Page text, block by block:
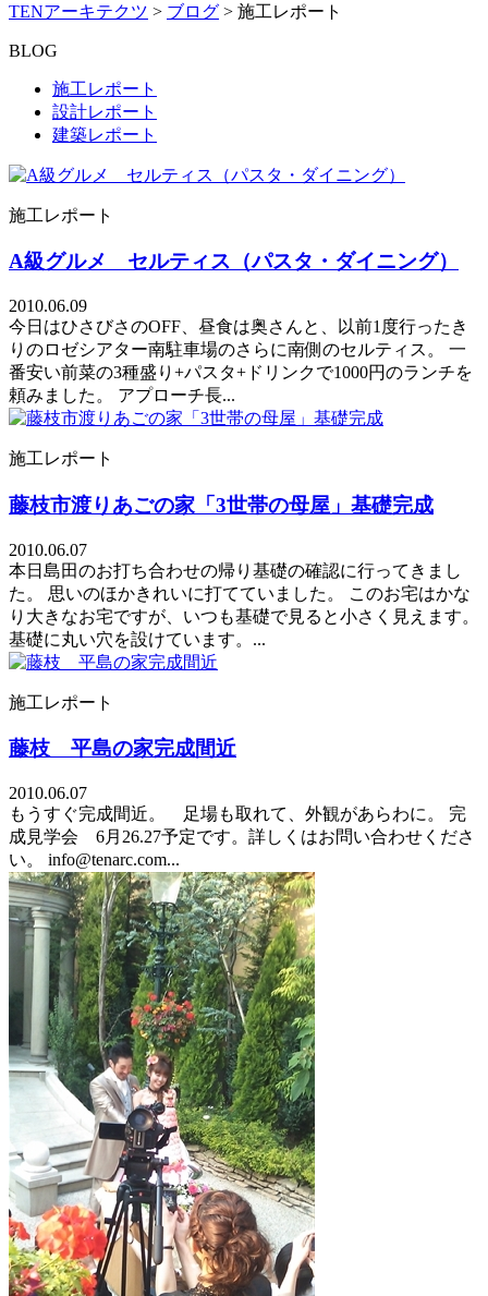
TENアーキテクツ > ブログ > 施工レポート
BLOG
施工レポート
設計レポート
建築レポート
施工レポート
A級グルメ セルティス（パスタ・ダイニング）
2010.06.09
今日はひさびさのOFF、昼食は奥さんと、以前1度行ったき
りのロゼシアター南駐車場のさらに南側のセルティス。 一
番安い前菜の3種盛り+パスタ+ドリンクで1000円のランチを
頼みました。 アプローチ長...
施工レポート
藤枝市渡りあごの家「3世帯の母屋」基礎完成
2010.06.07
本日島田のお打ち合わせの帰り基礎の確認に行ってきまし
た。 思いのほかきれいに打てていました。 このお宅はかな
り大きなお宅ですが、いつも基礎で見ると小さく見えます。
基礎に丸い穴を設けています。...
施工レポート
藤枝 平島の家完成間近
2010.06.07
もうすぐ完成間近。 足場も取れて、外観があらわに。 完
成見学会 6月26.27予定です。詳しくはお問い合わせくださ
い。 info@tenarc.com...